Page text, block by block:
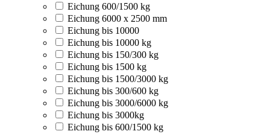
Eichung 600/1500 kg
Eichung 6000 x 2500 mm
Eichung bis 10000
Eichung bis 10000 kg
Eichung bis 150/300 kg
Eichung bis 1500 kg
Eichung bis 1500/3000 kg
Eichung bis 300/600 kg
Eichung bis 3000/6000 kg
Eichung bis 3000kg
Eichung bis 600/1500 kg